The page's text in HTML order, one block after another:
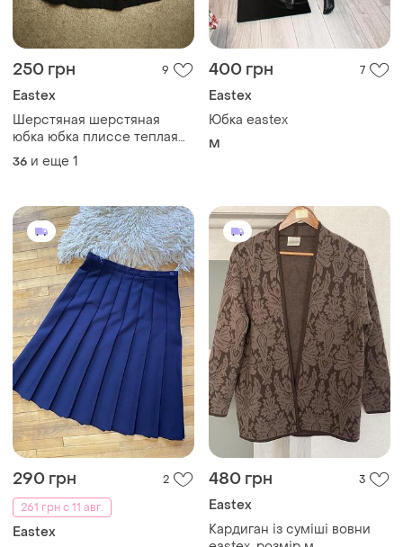
250 грн 9
Eastex
Шерстяная шерстяная
юбка юбка плиссе теплая
женская недорого с,м
размер 42,44
36 и еще 1
400 грн 7
Eastex
Юбка eastex
M
290 грн
2
261 грн с 11 авг.
Eastex
480 грн 3
Eastex
Кардиган із суміші вовни